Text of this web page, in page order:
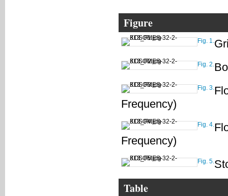
Figure
Fig. 1.
Fig. 2.
Fig. 3.
Frequency)
Fig. 4.
Frequency)
Fig. 5.
Table